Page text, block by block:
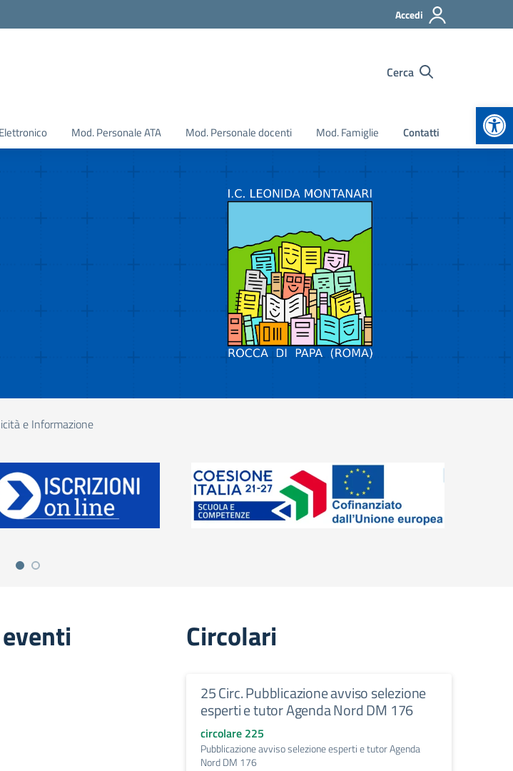
Accedi
Cerca
Mod. Personale ATA Mod. Personale docenti Mod. Famiglie Contatti
e Informazione
Circolari
25 Circ. Pubblicazione avviso selezione
esperti e tutor Agenda Nord DM 176
circolare 225
Pubblicazione avviso selezione esperti e tutor Agenda
Nord DM 176